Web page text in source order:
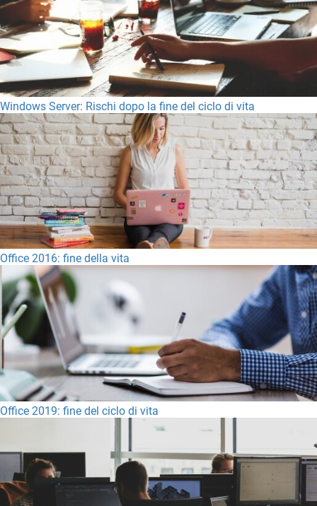
Windows Server: Rischi dopo la fine del ciclo di vita
Office 2016: fine della vita
Office 2019: fine del ciclo di vita